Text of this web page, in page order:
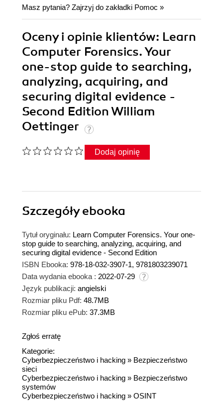
Masz pytania? Zajrzyj do zakładki Pomoc »
Oceny i opinie klientów: Learn
Computer Forensics. Your
one-stop guide to searching,
analyzing, acquiring, and
securing digital evidence -
Second Edition William
Oettinger
Dodaj opinię
Szczegółyebooka
Tytuł oryginału: Learn Computer Forensics. Your one-
stop guide to searching, analyzing, acquiring, and
securing digital evidence - Second Edition
ISBN Ebooka: 978-18-032-3907-1, 9781803239071
Data wydania ebooka : 2022-07-29
Język publikacji: angielski
Rozmiar pliku Pdf: 48.7MB
Rozmiar pliku ePub: 37.3MB
Zgłoś erratę
Kategorie:
Cyberbezpieczeństwo i hacking » Bezpieczeństwo
sieci
Cyberbezpieczeństwo i hacking » Bezpieczeństwo
systemów
Cyberbezpieczeństwo i hacking » OSINT